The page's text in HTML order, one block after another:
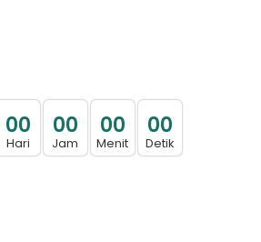
00
Hari
00
Jam
00
Menit
00
Detik